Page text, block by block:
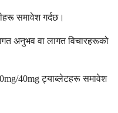
समावेश गर्दछ।
अनुभव वा लागत विचारहरूको
40mg ट्याब्लेटहरू समावेश